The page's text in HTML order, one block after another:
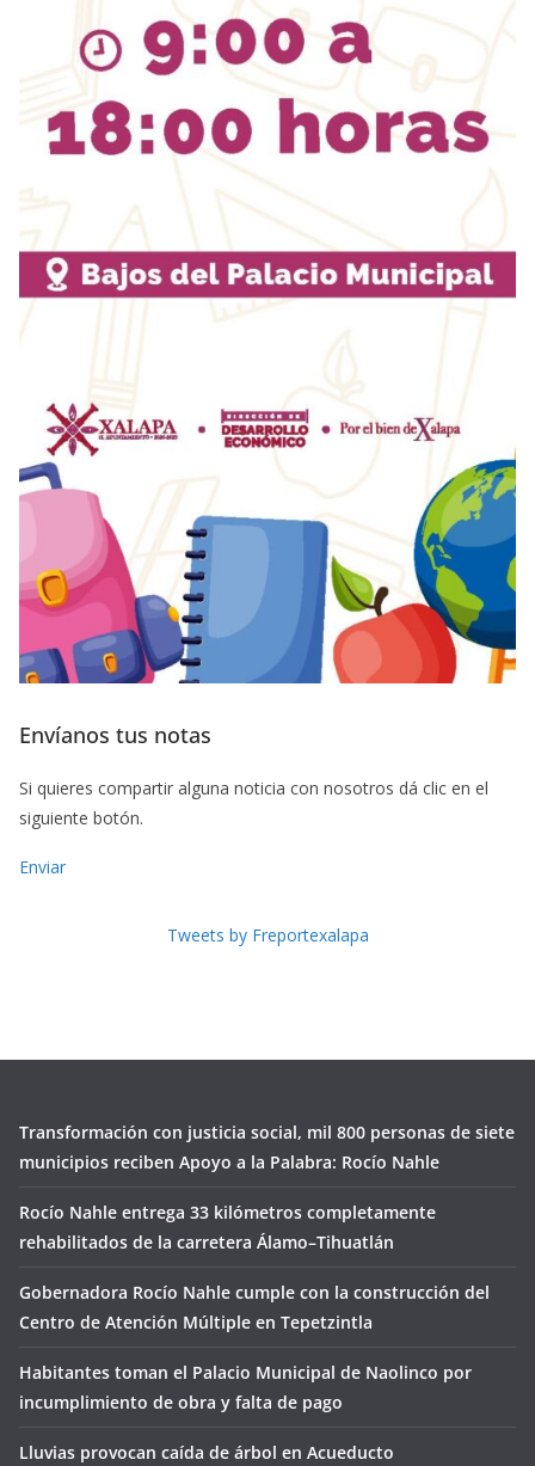
Envíanos tus notas
Si quieres compartir alguna noticia con nosotros dá clic en el
siguiente botón.
Enviar
Tweets by Freportexalapa
Transformación con justicia social, mil 800 personas de siete
municipios reciben Apoyo a la Palabra: Rocío Nahle
Rocío Nahle entrega 33 kilómetros completamente
rehabilitados de la carretera Álamo–Tihuatlán
Gobernadora Rocío Nahle cumple con la construcción del
Centro de Atención Múltiple en Tepetzintla
Habitantes toman el Palacio Municipal de Naolinco por
incumplimiento de obra y falta de pago
Lluvias provocan caída de árbol en Acueducto